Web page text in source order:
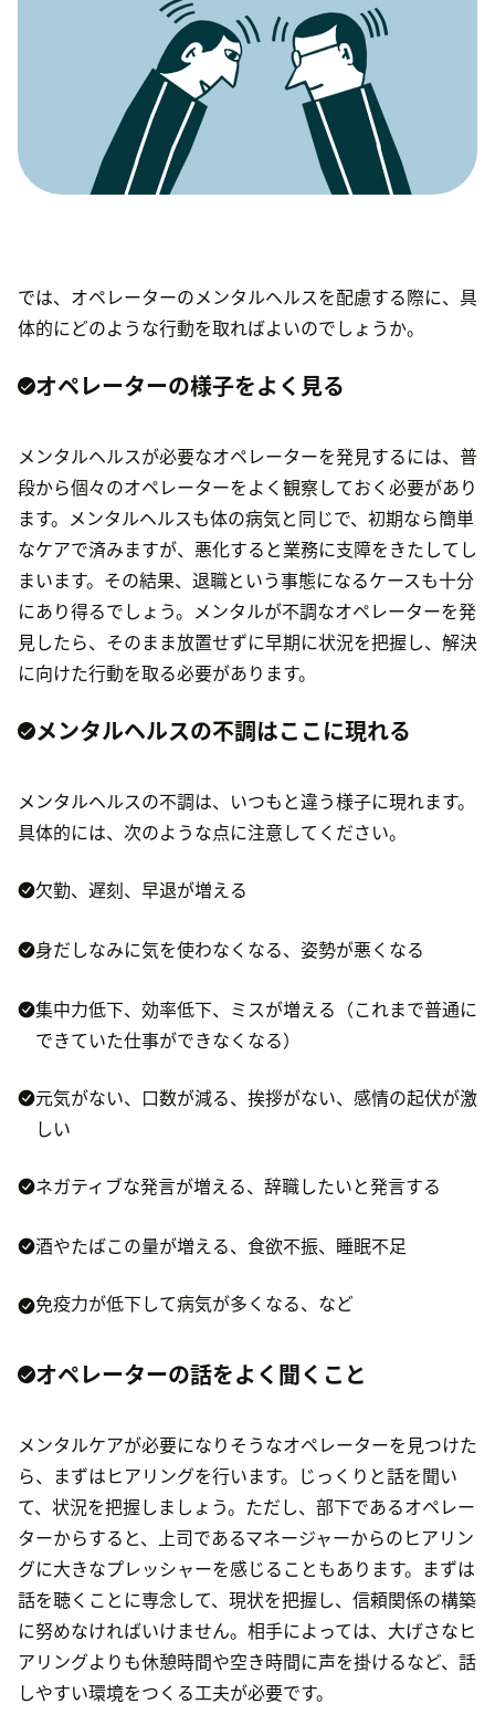
では、オペレーターのメンタルヘルスを配慮する際に、具
体的にどのような行動を取ればよいのでしょうか。
オペレーターの様子をよく見る
メンタルヘルスが必要なオペレーターを発見するには、普
段から個々のオペレーターをよく観察しておく必要があり
ます。メンタルヘルスも体の病気と同じで、初期なら簡単
なケアで済みますが、悪化すると業務に支障をきたしてし
まいます。その結果、退職という事態になるケースも十分
にあり得るでしょう。メンタルが不調なオペレーターを発
見したら、そのまま放置せずに早期に状況を把握し、解決
に向けた行動を取る必要があります。
メンタルヘルスの不調はここに現れる
メンタルヘルスの不調は、いつもと違う様子に現れます。
具体的には、次のような点に注意してください。
欠勤、遅刻、早退が増える
身だしなみに気を使わなくなる、姿勢が悪くなる
集中力低下、効率低下、ミスが増える（これまで普通に
できていた仕事ができなくなる）
元気がない、口数が減る、挨拶がない、感情の起伏が激
しい
ネガティブな発言が増える、辞職したいと発言する
酒やたばこの量が増える、食欲不振、睡眠不足
免疫力が低下して病気が多くなる、など
オペレーターの話をよく聞くこと
メンタルケアが必要になりそうなオペレーターを見つけた
ら、まずはヒアリングを行います。じっくりと話を聞い
て、状況を把握しましょう。ただし、部下であるオペレー
ターからすると、上司であるマネージャーからのヒアリン
グに大きなプレッシャーを感じることもあります。まずは
話を聴くことに専念して、現状を把握し、信頼関係の構築
に努めなければいけません。相手によっては、大げさなヒ
アリングよりも休憩時間や空き時間に声を掛けるなど、話
しやすい環境をつくる工夫が必要です。